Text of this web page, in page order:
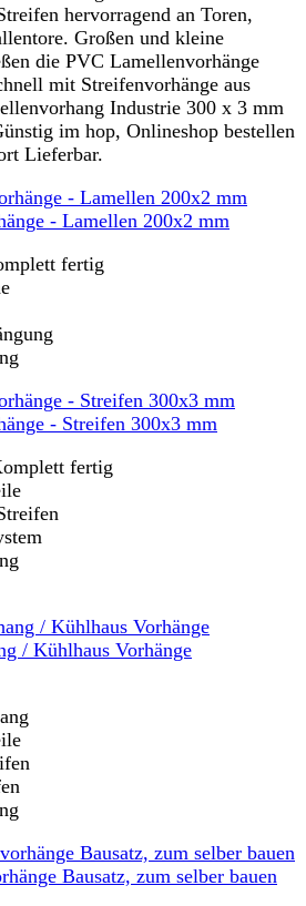
hervorragend an Toren,
Großen und kleine
die PVC Lamellenvorhänge
mit Streifenvorhänge aus
Industrie 300 x 3 mm
im hop, Onlineshop bestellen
Lieferbar.
- Lamellen 200x2 mm
fertig
- Streifen 300x3 mm
fertig
/ Kühlhaus Vorhänge
Bausatz, zum selber bauen